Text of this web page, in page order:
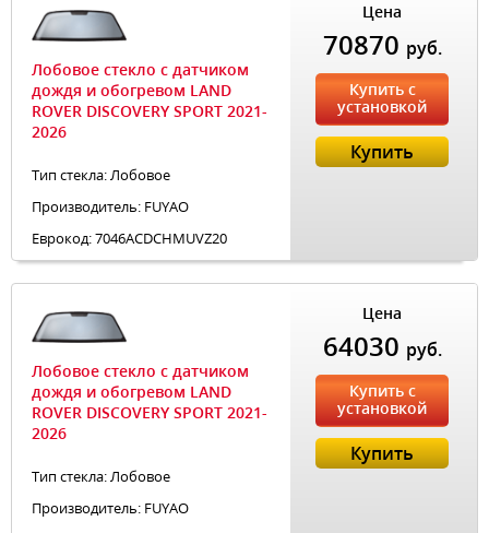
Лобовое стекло с датчиком
дождя и обогревом LAND
ROVER DISCOVERY SPORT 2021-
2026
Тип стекла: Лобовое
Производитель: FUYAO
Еврокод: 7046ACDCHMUVZ20
Цена
70870 руб.
Купить с
установкой
Купить
Лобовое стекло с датчиком
дождя и обогревом LAND
ROVER DISCOVERY SPORT 2021-
2026
Тип стекла: Лобовое
Производитель: FUYAO
Цена
64030 руб.
Купить с
установкой
Купить